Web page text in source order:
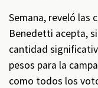
Semana, reveló las
Benedetti acepta,
cantidad
pesos para la
como todos los